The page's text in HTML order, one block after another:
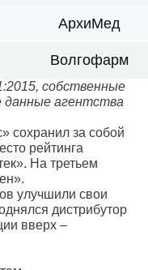
АрхиМед
Волгофарм
собственные
данные агентства
сохранил за собой
рейтинга
На третьем
улучшили свои
дистрибутор
вверх –